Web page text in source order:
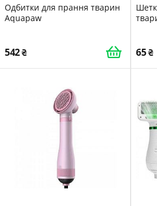
Одбитки для прання тварин
Aquapaw
542 65